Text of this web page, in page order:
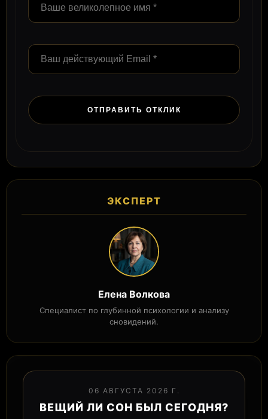
ЭКСПЕРТ
Елена Волкова
Специалист по глубинной психологии и анализу
сновидений.
06 АВГУСТА 2026 Г.
ВЕЩИЙ ЛИ СОН БЫЛ СЕГОДНЯ?